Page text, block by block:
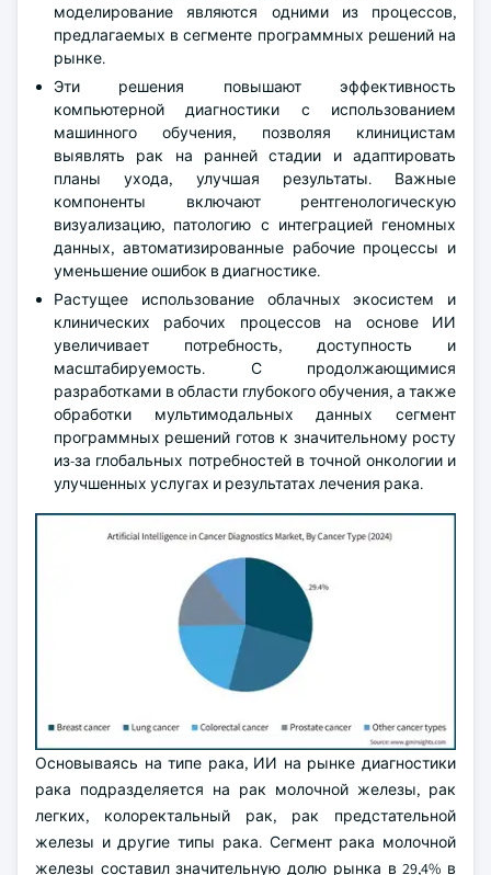
моделирование являются одними из процессов,
предлагаемых в сегменте программных решений на
рынке.
Эти решения повышают эффективность
компьютерной диагностики с использованием
машинного обучения, позволяя клиницистам
выявлять рак на ранней стадии и адаптировать
планы ухода, улучшая результаты. Важные
компоненты включают рентгенологическую
визуализацию, патологию с интеграцией геномных
данных, автоматизированные рабочие процессы и
уменьшение ошибок в диагностике.
Растущее использование облачных экосистем и
клинических рабочих процессов на основе ИИ
увеличивает потребность, доступность и
масштабируемость. С продолжающимися
разработками в области глубокого обучения, а также
обработки мультимодальных данных сегмент
программных решений готов к значительному росту
из-за глобальных потребностей в точной онкологии и
улучшенных услугах и результатах лечения рака.
Основываясь на типе рака, ИИ на рынке диагностики
рака подразделяется на рак молочной железы, рак
легких, колоректальный рак, рак предстательной
железы и другие типы рака. Сегмент рака молочной
железы составил значительную долю рынка в 29,4% в